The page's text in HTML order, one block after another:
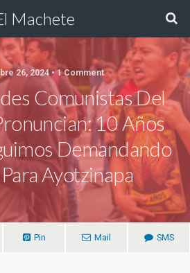
Machete
26, 2024 • 1 Comment
Comunistas Del
10 Años
Demandando
Ayotzinapa
Pin Mail SMS